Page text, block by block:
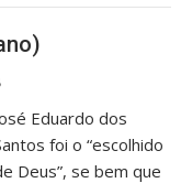
Eduardo dos
foi o “escolhido
Deus”, se bem que